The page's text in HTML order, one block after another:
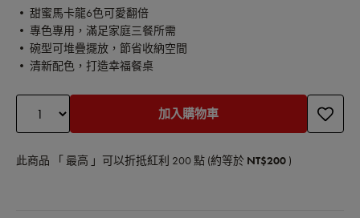
• 甜蜜馬卡龍6色可愛翻倍
• 專色專用，滿足家庭三餐所需
• 碗型可堆疊擺放，節省收納空間
• 清新配色，打造幸福餐桌
加入購物車
此商品 「 最高 」可以折抵紅利 200點 (約等於 NT$200 )